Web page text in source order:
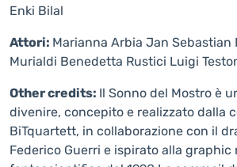
Enki Bilal
Attori: Marianna Arbia Jan Sebastian
Murialdi Benedetta Rustici Luigi
Other credits: Il Sonno del Mostro è
divenire, concepito e realizzato dalla
BiTquartett, in collaborazione con il
Federico Guerri e ispirato alla graphic